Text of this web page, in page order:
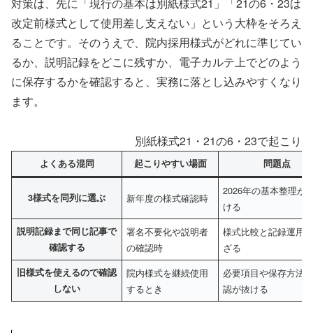
改定前様式として使用差し支えない」という大枠をそろえ
ることです。そのうえで、院内採用様式がどれに準じてい
るか、説明記録をどこに残すか、電子カルテ上でどのよう
に保存するかを確認すると、実務に落とし込みやすくなり
ます。
別紙様式21・21の6・23で起こり
よくある混同 起こりやすい場面 問題点
3様式を同列に選ぶ 新年度の様式確認時
2026年の基本整理が
ける
説明記録まで同じ記事で
確認する
署名不要化や説明者
の確認時
様式比較と記録運用
ざる
旧様式を使えるので確認
しない
院内様式を継続使用
するとき
必要項目や保存方法
認が抜ける